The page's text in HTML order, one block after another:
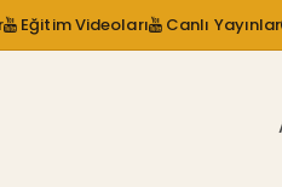
Eğitim Videoları Canlı Yayınlar